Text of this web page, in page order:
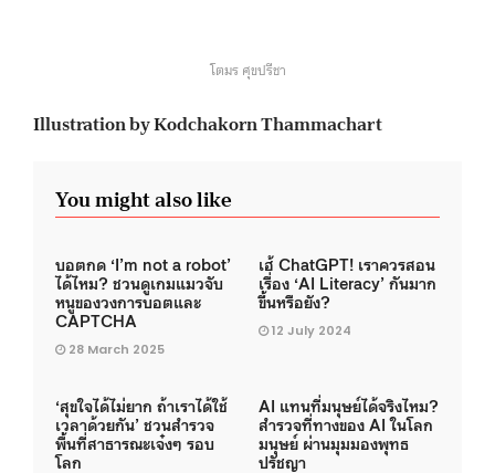
โตมร ศุขปรีชา
Illustration by Kodchakorn Thammachart
You might also like
บอตกด ‘I’m not a robot’
ได้ไหม? ชวนดูเกมแมวจับ
หนูของวงการบอตและ
CAPTCHA
28 March 2025
เฮ้ ChatGPT! เราควรสอน
เรื่อง ‘AI Literacy’ กันมาก
ขึ้นหรือยัง?
12 July 2024
‘สุขใจได้ไม่ยาก ถ้าเราได้ใช้
เวลาด้วยกัน’ ชวนสำรวจ
พื้นที่สาธารณะเจ๋งๆ รอบ
โลก
AI แทนที่มนุษย์ได้จริงไหม?
สำรวจที่ทางของ AI ในโลก
มนุษย์ ผ่านมุมมองพุทธ
ปรัชญา